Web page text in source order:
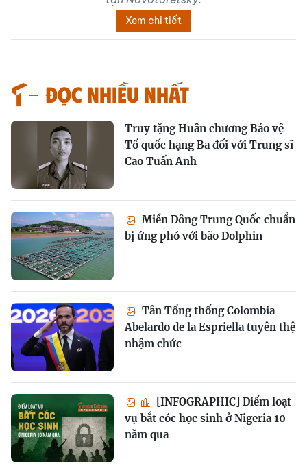
Xem chi tiết
Đọc nhiều nhất
Truy tặng Huân chương Bảo vệ
Tổ quốc hạng Ba đối với Trung sĩ
Cao Tuấn Anh
Miền Đông Trung Quốc chuẩn
bị ứng phó với bão Dolphin
Tân Tổng thống Colombia
Abelardo de la Espriella tuyên thệ
nhậm chức
[INFOGRAPHIC] Điểm loạt
vụ bắt cóc học sinh ở Nigeria 10
năm qua